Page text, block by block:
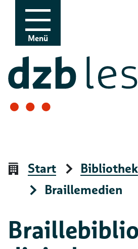
Zur Navigation
Zum Inhalt
Menü
Start
Bibliothek
Braillemedien